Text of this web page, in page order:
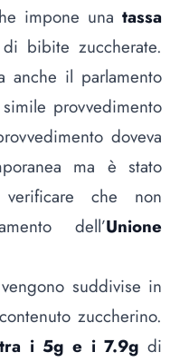
impone una tassa
bibite zuccherate.
anche il parlamento
provvedimento
doveva
ma è stato
che non
dell’Unione
suddivise in
zuccherino.
tra i 5g e i 7.9g di